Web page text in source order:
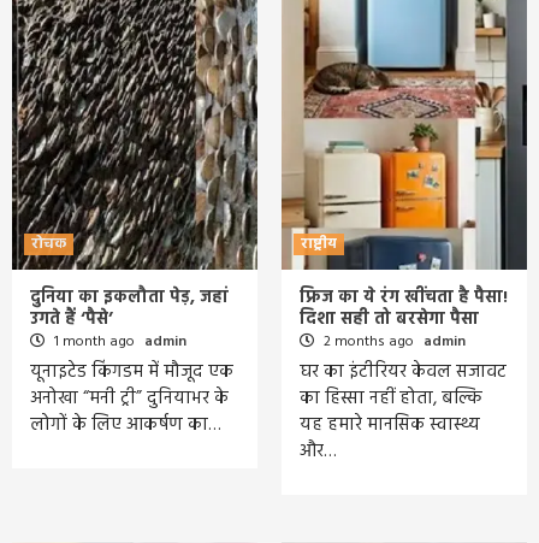
रोचक
दुनिया का इकलौता पेड़, जहां
उगते हैं ‘पैसे’
1 month ago admin
यूनाइटेड किंगडम में मौजूद एक
अनोखा “मनी ट्री” दुनियाभर के
लोगों के लिए आकर्षण का…
राष्ट्रीय
फ्रिज का ये रंग खींचता है पैसा!
दिशा सही तो बरसेगा पैसा
2 months ago admin
घर का इंटीरियर केवल सजावट
का हिस्सा नहीं होता, बल्कि
यह हमारे मानसिक स्वास्थ्य
और…